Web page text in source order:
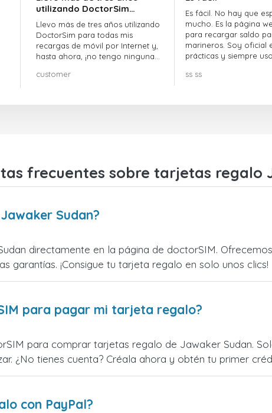
utilizando DoctorSim…
Llevo más de tres años utilizando
DoctorSim para todas mis
recargas de móvil por Internet y,
hasta ahora, ¡no tengo ninguna
customer
Es fácil. No hay que
mucho. Es la página
para recargar saldo
marineros. Soy oficial
prácticas y siempre
ss ss
frecuentes sobre tarjetas regalo
Sudan?
directamente en la página de doctorSIM.
garantías. ¡Consigue tu tarjeta regalo en solo unos clics!
para pagar mi tarjeta regalo?
para comprar tarjetas regalo de Jawaker Sudan.
¿No tienes cuenta? Créala ahora y obtén tu primer
con PayPal?